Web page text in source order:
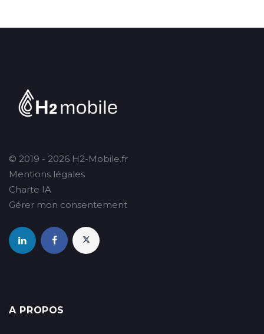
© 2019 - 2026 H2-Mobile.fr
Mentions légales
Charte IA
Gérer mon consentement
A PROPOS